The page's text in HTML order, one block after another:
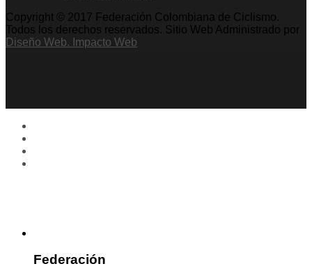
Copyright © 2017 Federación Colombiana de Ciclismo.
Todos los derechos reservados. Sitio Web Administrado por
Diseño Web. Impacto Web
Federación